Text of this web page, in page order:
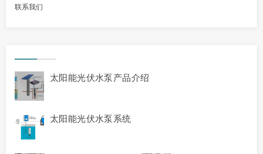
联系我们
太阳能光伏水泵产品介绍
太阳能光伏水泵系统